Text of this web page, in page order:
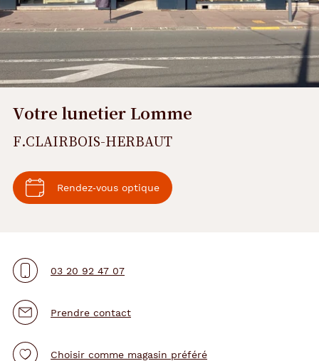
Votre lunetier Lomme
F.CLAIRBOIS-HERBAUT
Rendez‑vous optique
03 20 92 47 07
Prendre contact
Choisir comme magasin préféré